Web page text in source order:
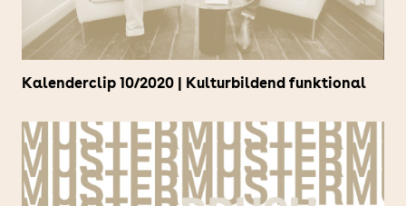
Kalenderclip 10/2020 | Kulturbildend funktional